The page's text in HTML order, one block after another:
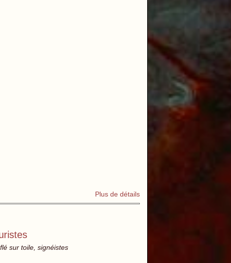
Plus de détails
sur toile, signéistes